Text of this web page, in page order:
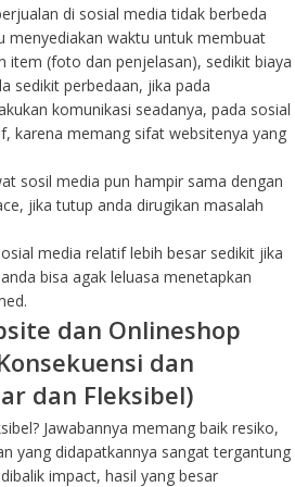
di sosial media tidak berbeda
menyediakan waktu untuk membuat
item (foto dan penjelasan), sedikit biaya
sedikit perbedaan, jika pada
komunikasi seadanya, pada sosial
karena memang sifat websitenya yang
sosil media pun hampir sama dengan
jika tutup anda dirugikan masalah
media relatif lebih besar sedikit jika
bisa agak leluasa menetapkan
dan Onlineshop
dan
dan Fleksibel)
Jawabannya memang baik resiko,
yang didapatkannya sangat tergantung
impact, hasil yang besar